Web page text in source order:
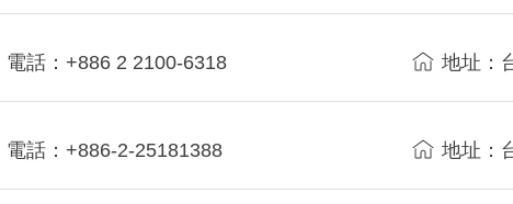
電話：+886 2 2100-6318 地址：
電話：+886-2-25181388 地址：